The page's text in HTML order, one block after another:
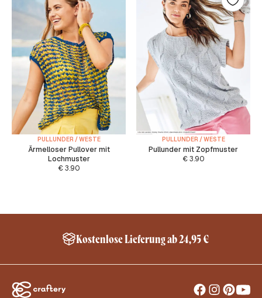
PULLUNDER / WESTE
Ärmelloser Pullover mit
Lochmuster
€3.90
PULLUNDER / WESTE
Pullunder mit Zopfmuster
€3.90
Kostenlose Lieferung ab 24,95 €